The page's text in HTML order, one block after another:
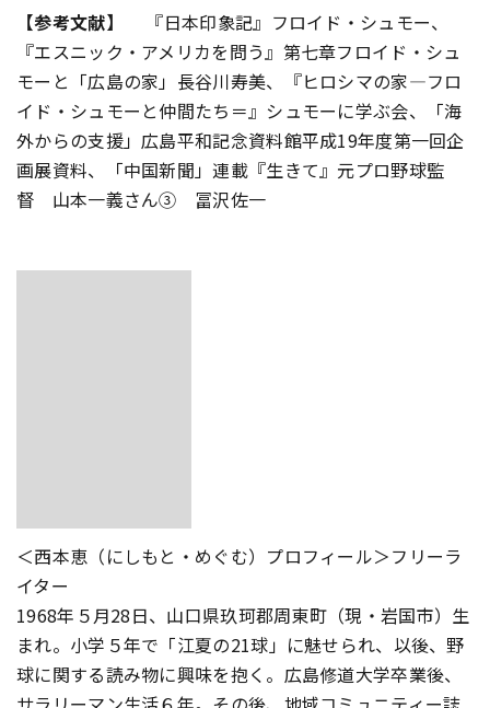
【参考文献】
『日本印象記』フロイド・シュモー、
『エスニック・アメリカを問う』第七章フロイド・シュ
モーと「広島の家」長谷川寿美、『ヒロシマの家―フロ
イド・シュモーと仲間たち＝』シュモーに学ぶ会、「海
外からの支援」広島平和記念資料館平成19年度第一回企
画展資料、「中国新聞」連載『生きて』元プロ野球監
督 山本一義さん③ 冨沢佐一
＜西本恵（にしもと・めぐむ）プロフィール＞フリーラ
イター
1968年５月28日、山口県玖珂郡周東町（現・岩国市）生
まれ。小学５年で「江夏の21球」に魅せられ、以後、野
球に関する読み物に興味を抱く。広島修道大学卒業後、